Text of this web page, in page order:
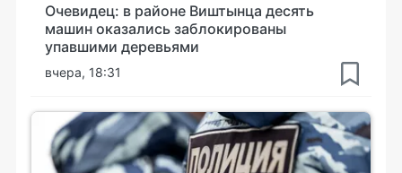
Очевидец: в районе Виштынца десять
машин оказались заблокированы
упавшими деревьями
вчера, 18:31